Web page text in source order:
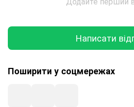
Написати
Поширити у соцмережах